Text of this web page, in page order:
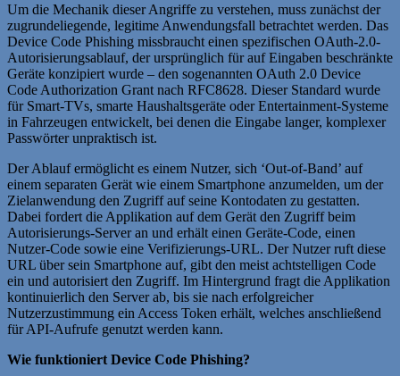
Um die Mechanik dieser Angriffe zu verstehen, muss zunächst der
zugrundeliegende, legitime Anwendungsfall betrachtet werden. Das
Device Code Phishing missbraucht einen spezifischen OAuth-2.0-
Autorisierungsablauf, der ursprünglich für auf Eingaben beschränkte
Geräte konzipiert wurde – den sogenannten OAuth 2.0 Device
Code Authorization Grant nach RFC8628. Dieser Standard wurde
für Smart-TVs, smarte Haushaltsgeräte oder Entertainment-Systeme
in Fahrzeugen entwickelt, bei denen die Eingabe langer, komplexer
Passwörter unpraktisch ist.
Der Ablauf ermöglicht es einem Nutzer, sich ‘Out-of-Band’ auf
einem separaten Gerät wie einem Smartphone anzumelden, um der
Zielanwendung den Zugriff auf seine Kontodaten zu gestatten.
Dabei fordert die Applikation auf dem Gerät den Zugriff beim
Autorisierungs-Server an und erhält einen Geräte-Code, einen
Nutzer-Code sowie eine Verifizierungs-URL. Der Nutzer ruft diese
URL über sein Smartphone auf, gibt den meist achtstelligen Code
ein und autorisiert den Zugriff. Im Hintergrund fragt die Applikation
kontinuierlich den Server ab, bis sie nach erfolgreicher
Nutzerzustimmung ein Access Token erhält, welches anschließend
für API-Aufrufe genutzt werden kann.
Wie funktioniert Device Code Phishing?